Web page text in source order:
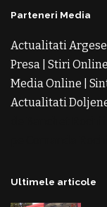
Parteneri Media
Actualitati
Presa Stiri Online
Media Online
Actualitati
Ultimele articole